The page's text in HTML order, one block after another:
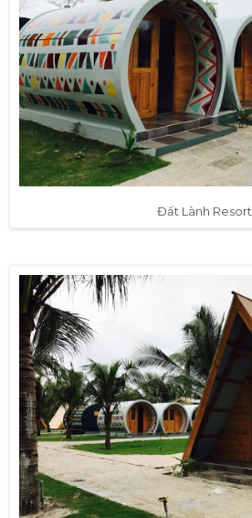
Đất Lành Resort